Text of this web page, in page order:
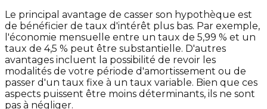
Le principal avantage de casser son hypothèque est
de bénéficier de taux d'intérêt plus bas. Par exemple,
l'économie mensuelle entre un taux de 5,99 % et un
taux de 4,5 % peut être substantielle. D'autres
avantages incluent la possibilité de revoir les
modalités de votre période d'amortissement ou de
passer d'un taux fixe à un taux variable. Bien que ces
aspects puissent être moins déterminants, ils ne sont
pas à négliger.